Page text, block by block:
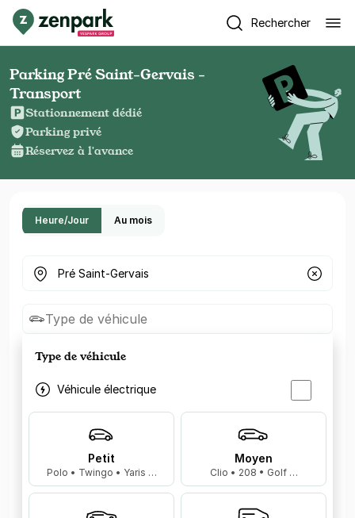
Rechercher
Parking Pré Saint-Gervais -
Transport
Stationnement dédié
Parking privé
Réservez à l'avance
Heure/Jour Au mois
Où cherchez-vous un parking ?
Type de véhicule
Type de véhicule
Véhicule électrique
Petit
Polo • Twingo • Yaris …
Moyen
Clio • 208 • Golf …